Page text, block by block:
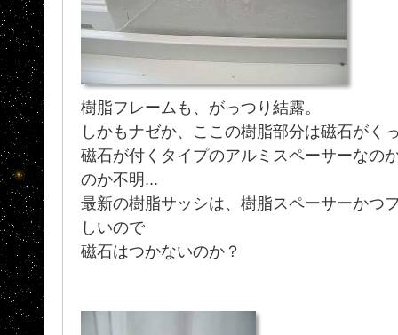
樹脂フレームも、がっつり結露。
しかもナゼか、ここの樹脂部分は磁石がく
磁石が付くタイプのアルミスペーサーなの
のか不明...
最新の樹脂サッシは、樹脂スペーサーかつ
しいので
磁石はつかないのか？